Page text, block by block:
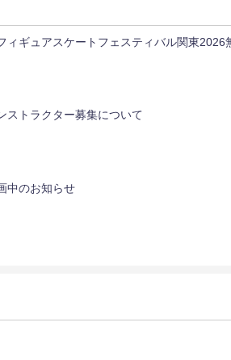
ィギュアスケートフェスティバル関東2026
ストラクター募集について
中のお知らせ